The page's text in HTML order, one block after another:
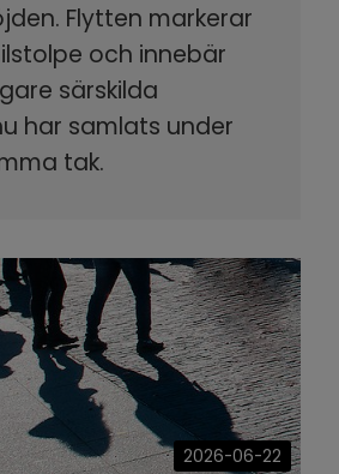
Flytten markerar
och innebär
särskilda
har samlats under
tak.
2026-06-22